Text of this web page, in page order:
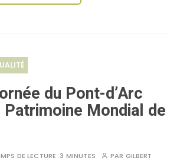
du Pont-d’Arc
Mondial de
DE LECTURE :3 MINUTES PAR GILBERT